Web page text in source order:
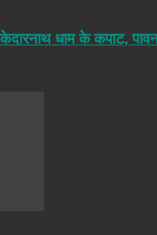
धाम के कपाट,